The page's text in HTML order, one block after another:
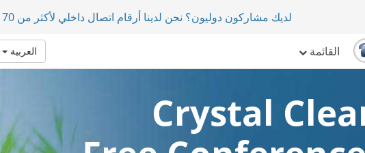
لديك مشاركون دوليون؟ نحن لدينا أرقام اتصال داخلي لأكثر من 70 دولة.
القائمة العربية
Crystal